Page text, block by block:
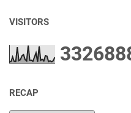
VISITORS
332688
RECAP